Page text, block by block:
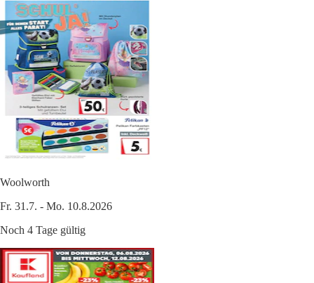
Woolworth
Fr. 31.7. - Mo. 10.8.2026
Noch 4 Tage gültig